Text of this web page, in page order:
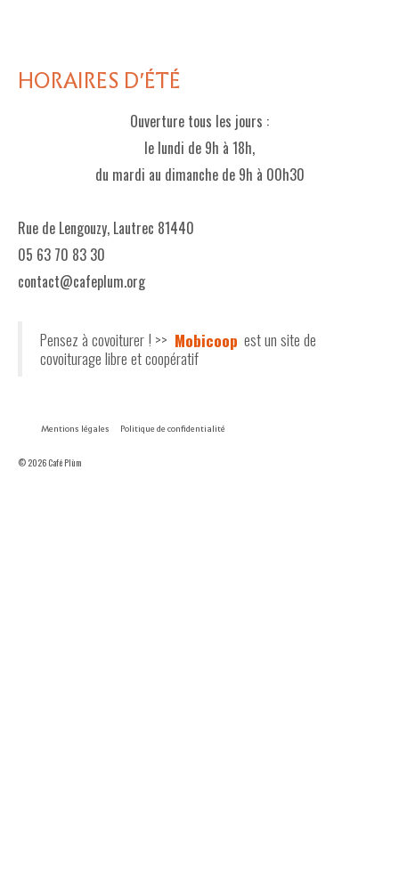
HORAIRES D'ÉTÉ
Ouverture tous les jours :
le lundi de 9h à 18h,
du mardi au dimanche de 9h à 00h30
Rue de Lengouzy, Lautrec 81440
05 63 70 83 30
contact@cafeplum.org
Pensez à covoiturer ! >> Mobicoop est un site de
covoiturage libre et coopératif
Mentions légales Politique de confidentialité
© 2026 Café Plùm